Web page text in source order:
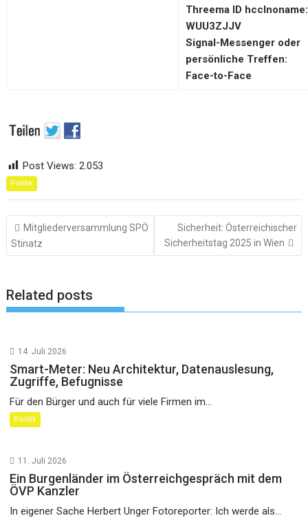
Threema ID hcclnoname:
WUU3ZJJV
Signal-Messenger oder
persönliche Treffen:
Face-to-Face
Post Views: 2.053
Politik
Beitragsnavigation
Mitgliederversammlung SPÖ
Stinatz
Sicherheit: Österreichischer
Sicherheitstag 2025 in Wien
Related posts
14. Juli 2026
Smart-Meter: Neu Architektur, Datenauslesung,
Zugriffe, Befugnisse
Für den Bürger und auch für viele Firmen im...
Politik
11. Juli 2026
Ein Burgenländer im Österreichgespräch mit dem
ÖVP Kanzler
In eigener Sache Herbert Unger Fotoreporter: Ich werde als...